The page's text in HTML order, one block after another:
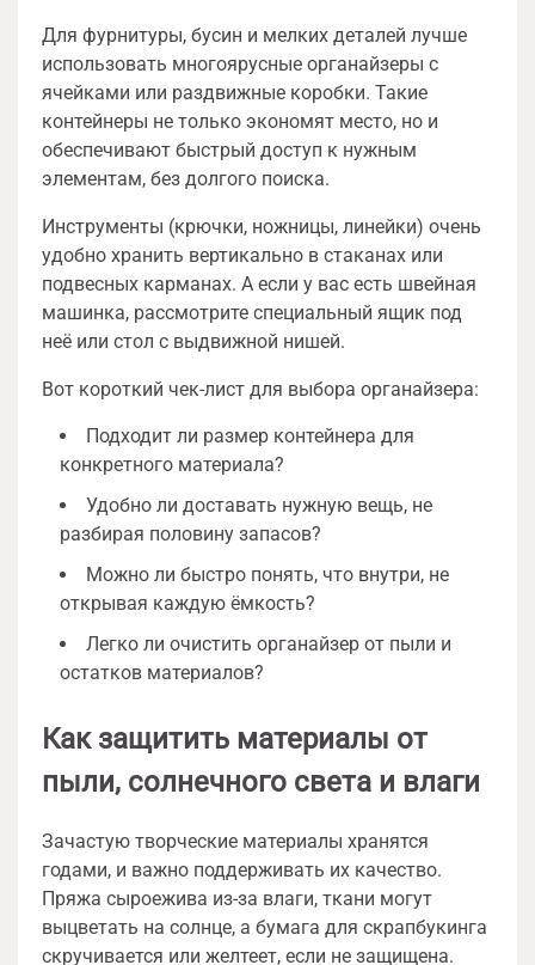
Для фурнитуры, бусин и мелких деталей лучше
использовать многоярусные органайзеры с
ячейками или раздвижные коробки. Такие
контейнеры не только экономят место, но и
обеспечивают быстрый доступ к нужным
элементам, без долгого поиска.
Инструменты (крючки, ножницы, линейки) очень
удобно хранить вертикально в стаканах или
подвесных карманах. А если у вас есть швейная
машинка, рассмотрите специальный ящик под
неё или стол с выдвижной нишей.
Вот короткий чек-лист для выбора органайзера:
Подходит ли размер контейнера для
конкретного материала?
Удобно ли доставать нужную вещь, не
разбирая половину запасов?
Можно ли быстро понять, что внутри, не
открывая каждую ёмкость?
Легко ли очистить органайзер от пыли и
остатков материалов?
Как защитить материалы от
пыли, солнечного света и влаги
Зачастую творческие материалы хранятся
годами, и важно поддерживать их качество.
Пряжа сыроежива из-за влаги, ткани могут
выцветать на солнце, а бумага для скрапбукинга
скручивается или желтеет, если не защищена.